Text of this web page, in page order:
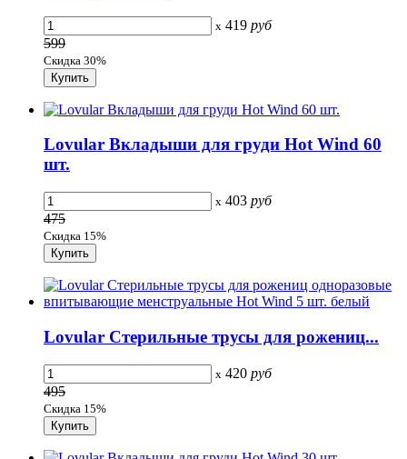
x 419 руб
599
Скидка 30%
Lovular Вкладыши для груди Hot Wind 60
шт.
x 403 руб
475
Скидка 15%
Lovular Стерильные трусы для рожениц...
x 420 руб
495
Скидка 15%